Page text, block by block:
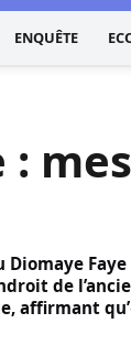
ENQUÊTE
:
Faye
de
affirmant
le